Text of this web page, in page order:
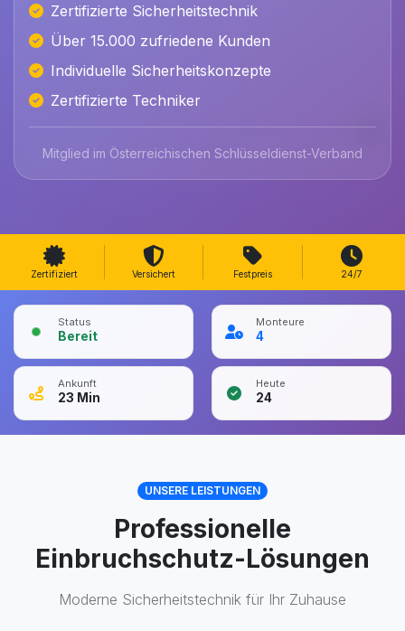
Zertifizierte Sicherheitstechnik
Über 15.000 zufriedene Kunden
Individuelle Sicherheitskonzepte
Zertifizierte Techniker
Mitglied im Österreichischen Schlüsseldienst-Verband
Zertifiziert Versichert Festpreis 24/7
Status
Bereit
Monteure
4
Ankunft
23 Min
Heute
24
UNSERE LEISTUNGEN
Professionelle
Einbruchschutz-Lösungen
Moderne Sicherheitstechnik für Ihr Zuhause